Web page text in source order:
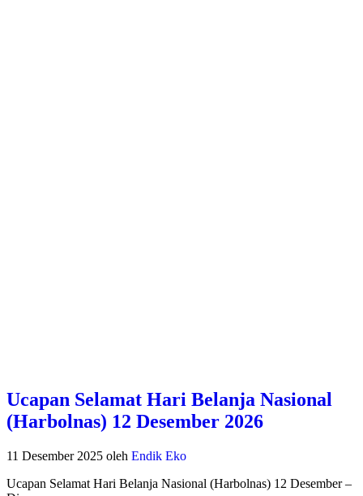
Ucapan Selamat Hari Belanja Nasional
(Harbolnas) 12 Desember 2026
11 Desember 2025 oleh Endik Eko
Ucapan Selamat Hari Belanja Nasional (Harbolnas) 12 Desember –